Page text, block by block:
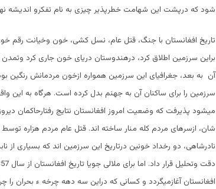
شود که درپشت این شهامت خطرپذیر چیزی به نام تفکرو اندیشه
تاریخ افغانستان با جنگ، قتل عام، نسل کشی، خون وخیانت رقم
براین سرزمین اطلاق کرد، درهندوستان دریای خون جاری کرد
آن به بعد، جغرافیای این سرزمین همواره ازخون مردمانش رنگین
سرزمین را برای ساکنان آن به جهنم بدل کرده است. هرگاه به این
میشود پذیرفت که وضعیت امروز افغانستان نتایج رفتارحاکمان
شان، ازسرهای مردم کله منار ساخته اند. قتل عام مردم هزاره
نادرشاهی، دو رخداد خونین درتاریخ این سرزمین اند که بسیاری از
افغانستان آغازمیگردد و کسانی که دراین سه دهه چرخه ء بحران